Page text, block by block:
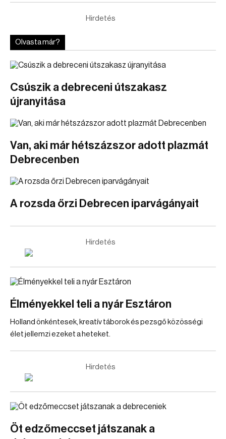
Hirdetés
Olvasta már?
Csúszik a debreceni útszakasz
újranyitása
Van, aki már hétszázszor adott plazmát
Debrecenben
A rozsda őrzi Debrecen iparvágányait
Hirdetés
Élményekkel teli a nyár Esztáron
Holland önkéntesek, kreatív táborok és pezsgő közösségi
élet jellemzi ezeket a heteket.
Hirdetés
Öt edzőmeccset játszanak a